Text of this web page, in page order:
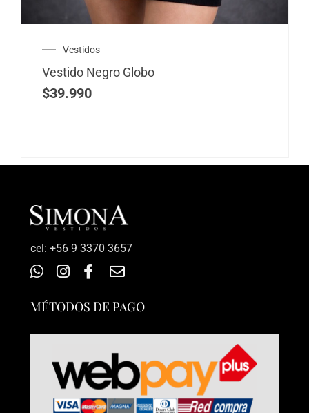
Vestidos
Vestido Negro Globo
$39.990
‎cel: +56 9 3370 3657
MÉTODOS DE PAGO